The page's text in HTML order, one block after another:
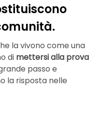
la vivono come una
di mettersi alla prova
passo e
la risposta nelle